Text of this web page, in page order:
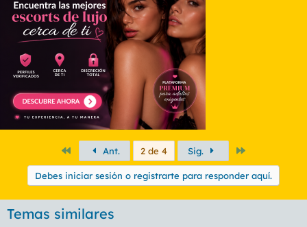
PrimeroAnt. 2 de 4 Sig.
Debes iniciar sesión o registrarte para responder aquí.
Temas similares